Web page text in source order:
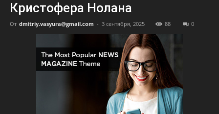
Кристофера Нолана
От dmitriy.vasyura@gmail.com - 3 сентября, 2025 88 0